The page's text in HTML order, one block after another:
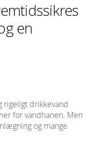
en
rigeligt drikkevand
for vandhanen. Men
og mange